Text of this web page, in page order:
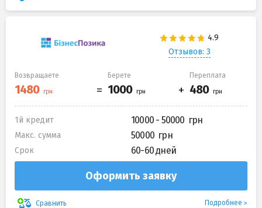
Отзывов: 3
Возвращаете Берете Переплата
1й кредит 10000 - 50000
Макс. сумма 50000
Срок 60-60 дней
Оформить заявку
Сравнить Подробнее